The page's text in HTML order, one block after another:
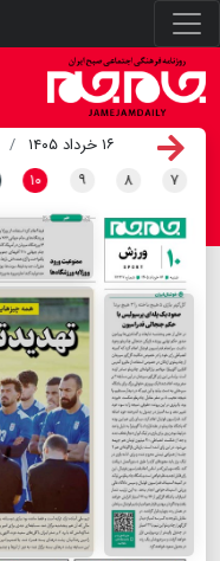
۱۶ خرداد ۱۴۰۵
۷ ۸ ۹ ۱۰